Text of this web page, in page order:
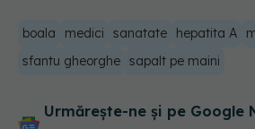
boala medici sanatate hepatita A
sfantu gheorghe sapalt pe maini
Urmărește-ne și pe Google